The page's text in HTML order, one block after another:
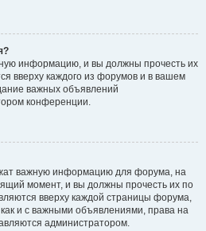
информацию, и вы должны прочесть их
вверху каждого из форумов и в вашем
важных объявлений
конференции.
важную информацию для форума, на
момент, и вы должны прочесть их по
вверху каждой страницы форума,
и с важными объявлениями, права на
администратором.